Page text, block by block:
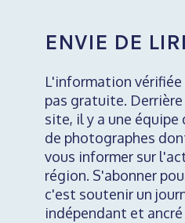
ENVIE DE
L'information
pas gratuite.
site, il y a une
de photographes
vous informer sur
région. S'abonner
c'est soutenir un
indépendant et